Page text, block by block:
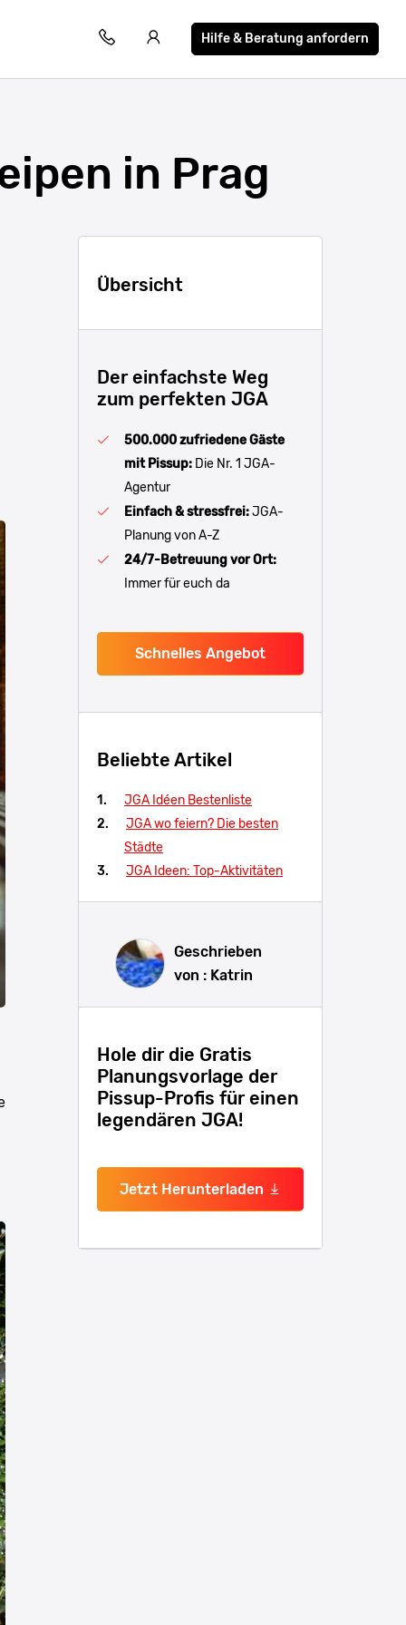
Hilfe & Beratung anfordern
in Prag
Übersicht
Der einfachste Weg
zum perfekten JGA
500.000 zufriedene Gäste
mit Pissup: Die Nr. 1 JGA-
Agentur
Einfach & stressfrei:JGA-
Planung von A-Z
24/7-Betreuung vor Ort:
Immer für euch da
Schnelles Angebot
Beliebte Artikel
JGA Idéen Bestenliste
JGA wo feiern? Die besten
Städte
JGA Ideen: Top-Aktivitäten
Geschrieben
von : Katrin
Hole dir die Gratis
Planungsvorlage der
Pissup-Profis für einen
legendären JGA!
Jetzt Herunterladen